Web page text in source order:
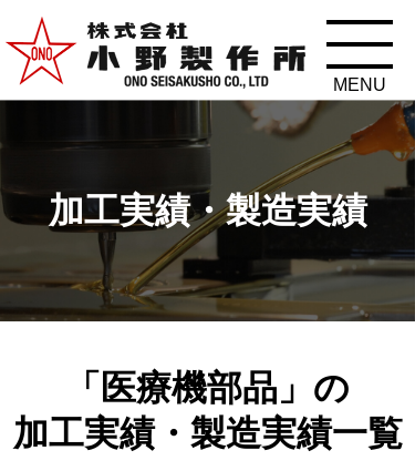
加工実績・製造実績
「医療機部品」の
加工実績・ 製造実績一覧